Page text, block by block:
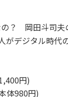
？ 岡田斗司夫
デジタル時代
円)
体980円)